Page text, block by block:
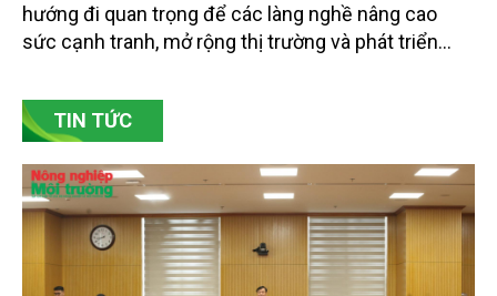
hướng đi quan trọng để các làng nghề nâng cao
sức cạnh tranh, mở rộng thị trường và phát triển
Bắc Ninh, nhiều nghệ nhân và cơ sở sản xuất đã
chủ động đổi mới tư duy, đầu tư công nghệ, xây
TIN TỨC